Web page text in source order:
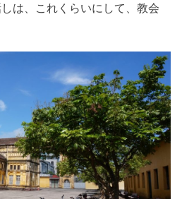
は、これくらいにして、教会